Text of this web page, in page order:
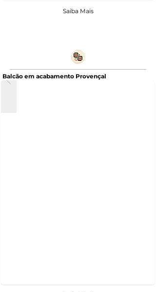
Saiba Mais
Balcão em acabamento Provençal